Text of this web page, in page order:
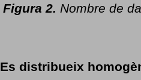
Figura 2. Nombre de
Es distribueix